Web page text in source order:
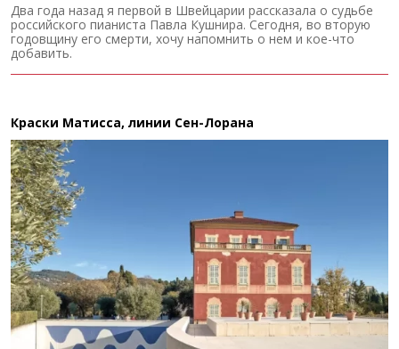
Два года назад я первой в Швейцарии рассказала о судьбе
российского пианиста Павла Кушнира. Сегодня, во вторую
годовщину его смерти, хочу напомнить о нем и кое-что
добавить.
Краски Матисса, линии Сен-Лорана